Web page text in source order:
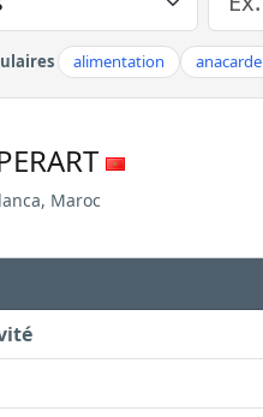
alimentation anacarde
Maroc